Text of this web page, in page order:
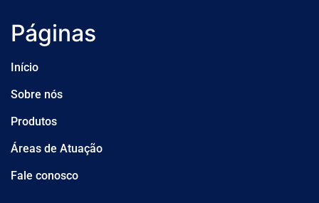
Páginas
Início
Sobre nós
Produtos
Áreas de Atuação
Fale conosco